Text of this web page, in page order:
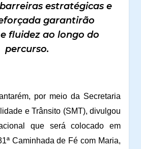
estratégicas e
garantirão
fluidez ao longo do
percurso.
por meio da Secretaria
e Trânsito (SMT), divulgou
que será colocado em
Caminhada de Fé com Maria,